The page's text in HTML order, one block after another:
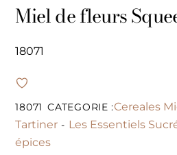
Miel de fleurs
18071
18071 CATEGORIE :Cereales
Tartiner - Les Essentiels
épices